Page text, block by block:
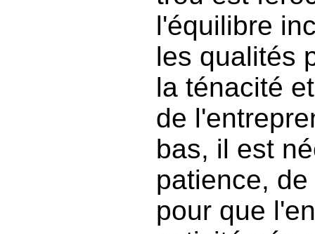
l'équilibre
les qualités
la ténacité
de
bas, il est
patience,
pour que